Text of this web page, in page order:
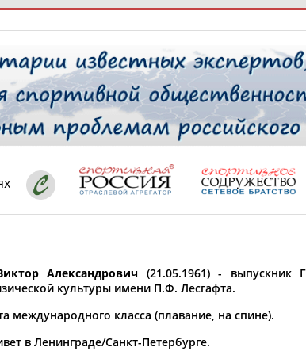
РЕСУРСНАЯ ПЛОЩАДКА
* для действующих
рождения
Александрович (21.05.1961) - выпускник
культуры имени П.Ф. Лесгафта.
международного класса (плавание, на спине).
в Ленинграде/Санкт-Петербурге.